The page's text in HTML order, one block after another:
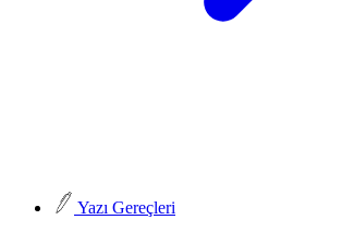
Yazı Gereçleri